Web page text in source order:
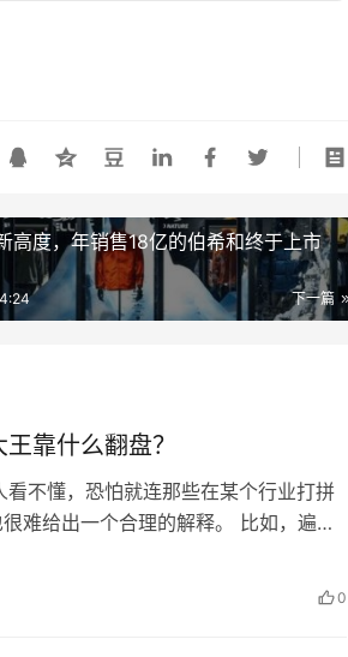
高度，年销售18亿的伯希和终于上市
下一篇
靠什么翻盘？
不懂，恐怕就连那些在某个行业打拼
难给出一个合理的解释。 比如，遍布
售很嗨”、“零小象”这样的零食连锁店
0